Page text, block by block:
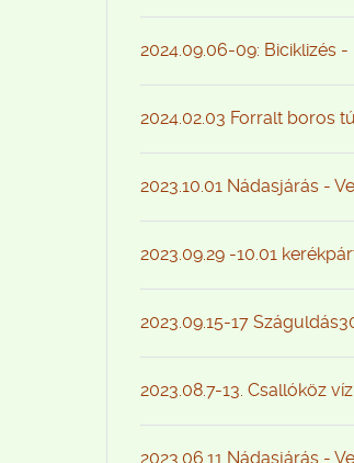
2024.09.06-09: Biciklizés
2024.02.03 Forralt boros
2023.10.01 Nádasjárás -
2023.09.29 -10.01
2023.09.15-17
2023.08.7-13. Csallóköz
2023.06.11 Nádasjárás -